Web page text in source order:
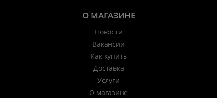
О МАГАЗИНЕ
Новости
Вакансии
Как купить
Доставка
Услуги
О магазине